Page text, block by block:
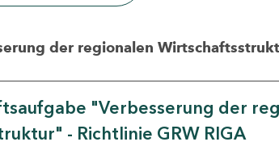
der regionalen
"Verbesserung der
- Richtlinie GRW RIGA